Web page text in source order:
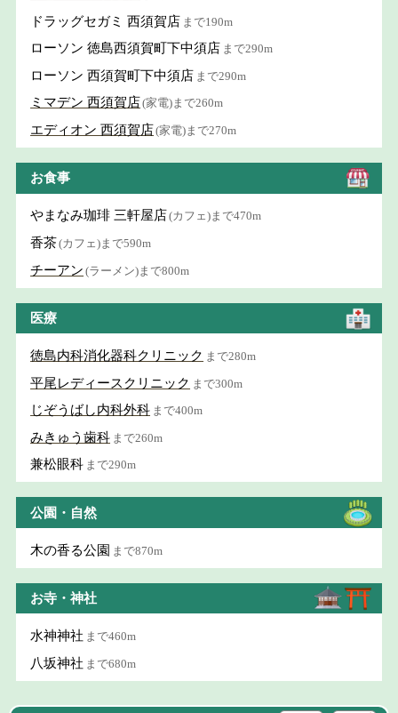
ドラッグセガミ 西須賀店 まで190m
ローソン 徳島西須賀町下中須店 まで290m
ローソン 西須賀町下中須店 まで290m
ミマデン 西須賀店(家電)まで260m
エディオン 西須賀店(家電)まで270m
お食事
やまなみ珈琲 三軒屋店(カフェ)まで470m
香茶(カフェ)まで590m
チーアン (ラーメン)まで800m
医療
徳島内科消化器科クリニック まで280m
平尾レディースクリニック まで300m
じぞうばし内科外科 まで400m
みきゅう歯科 まで260m
兼松眼科 まで290m
公園・自然
木の香る公園 まで870m
お寺・神社
水神神社 まで460m
八坂神社 まで680m